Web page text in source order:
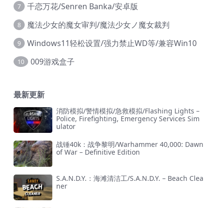
7 千恋万花/Senren Banka/安卓版
8 魔法少女的魔女审判/魔法少女ノ魔女裁判
9 Windows11轻松设置/强力禁止WD等/兼容Win10
10 009游戏盒子
最新更新
消防模拟/警情模拟/急救模拟/Flashing Lights –
Police, Firefighting, Emergency Services Sim
ulator
战锤40k：战争黎明/Warhammer 40,000: Dawn
of War – Definitive Edition
S.A.N.D.Y.：海滩清洁工/S.A.N.D.Y. – Beach Clea
ner